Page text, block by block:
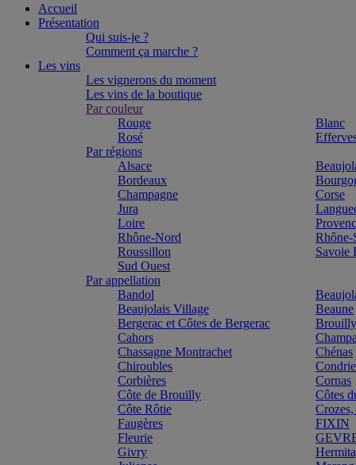
Accueil
Présentation
Qui suis-je ?
Comment ça marche ?
Les vins
Les vignerons du moment
Les vins de la boutique
Par couleur
Rouge
Blanc
Rosé
Par régions
Alsace
Bordeaux
Champagne
Corse
Jura
Loire
Rhône-Nord
Rhône-
Roussillon
Savoie
Sud Ouest
Par appellation
Bandol
Beaujolais Village
Beaune
Bergerac et Côtes de Bergerac
Brouilly
Cahors
Chassagne Montrachet
Chénas
Chiroubles
Corbières
Cornas
Côte de Brouilly
Côtes
Côte Rôtie
Faugères
FIXIN
Fleurie
Givry